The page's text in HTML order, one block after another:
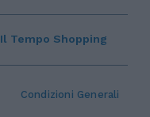
Condizioni Generali
Il Tempo Shopping